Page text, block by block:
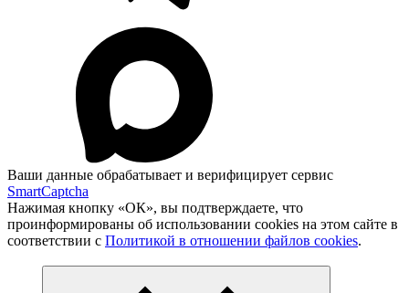
Ваши данные обрабатывает и верифицирует сервис
SmartCaptcha
Нажимая кнопку «ОК», вы подтверждаете, что
проинформированы об использовании cookies на этом сайте в
соответствии с Политикой в отношении файлов cookies.